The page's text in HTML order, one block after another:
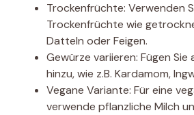
Trockenfrüchte: Verwenden
Trockenfrüchte wie
Datteln oder Feigen.
Gewürze variieren: Fügen Sie
hinzu, wie z.B. Kardamom,
Vegane Variante: Für eine
verwende pflanzliche Milch